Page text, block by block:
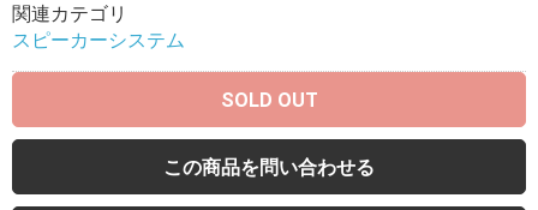
関連カテゴリ
スピーカーシステム
SOLD OUT
この商品を問い合わせる